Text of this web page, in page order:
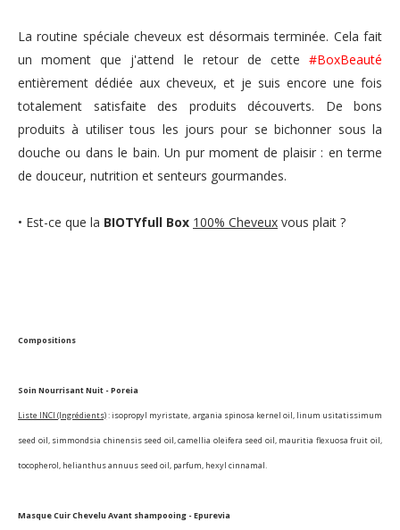
La routine spéciale cheveux est désormais terminée. Cela fait
un moment que j'attend le retour de cette #BoxBeauté
entièrement dédiée aux cheveux, et je suis encore une fois
totalement satisfaite des produits découverts. De bons
produits à utiliser tous les jours pour se bichonner sous la
douche ou dans le bain. Un pur moment de plaisir : en terme
de douceur, nutrition et senteurs gourmandes.
• Est-ce que la BIOTYfull Box 100% Cheveux vous plait ?
Compositions
Soin Nourrisant Nuit - Poreia
Liste INCI (Ingrédients): isopropyl myristate, argania spinosa kernel oil, linum usitatissimum
seed oil, simmondsia chinensis seed oil, camellia oleifera seed oil, mauritia flexuosa fruit oil,
tocopherol, helianthus annuus seed oil, parfum, hexyl cinnamal.
Masque Cuir Chevelu Avant shampooing - Epurevia